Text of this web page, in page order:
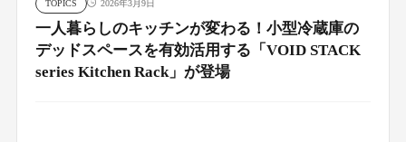
TOPICS 2026年3月9日
一人暮らしのキッチンが変わる！小型冷蔵庫の
デッドスペースを有効活用する「VOID STACK
series Kitchen Rack」が登場